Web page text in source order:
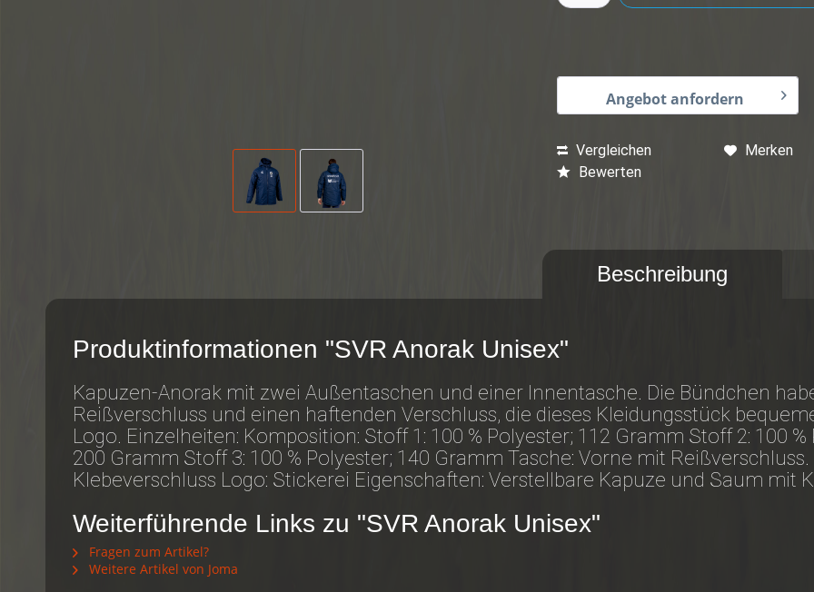
Angebot anfordern
Vergleichen
Merken
Bewerten
Beschreibung
Produktinformationen "SVR Anorak Unisex"
Kapuzen-Anorak mit zwei Außentaschen und einer Innentasche. Die Bündchen
Reißverschluss und einen haftenden Verschluss, die dieses Kleidungsstück
Logo. Einzelheiten: Komposition: Stoff 1: 100 % Polyester; 112 Gramm Stoff 2: 100
200 Gramm Stoff 3: 100 % Polyester; 140 Gramm Tasche: Vorne mit
Klebeverschluss Logo: Stickerei Eigenschaften: Verstellbare Kapuze und Saum mit
Weiterführende Links zu "SVR Anorak Unisex"
Fragen zum Artikel?
Weitere Artikel von Joma